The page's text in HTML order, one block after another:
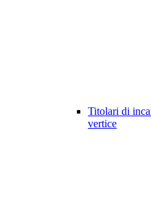
Titolari di
vertice